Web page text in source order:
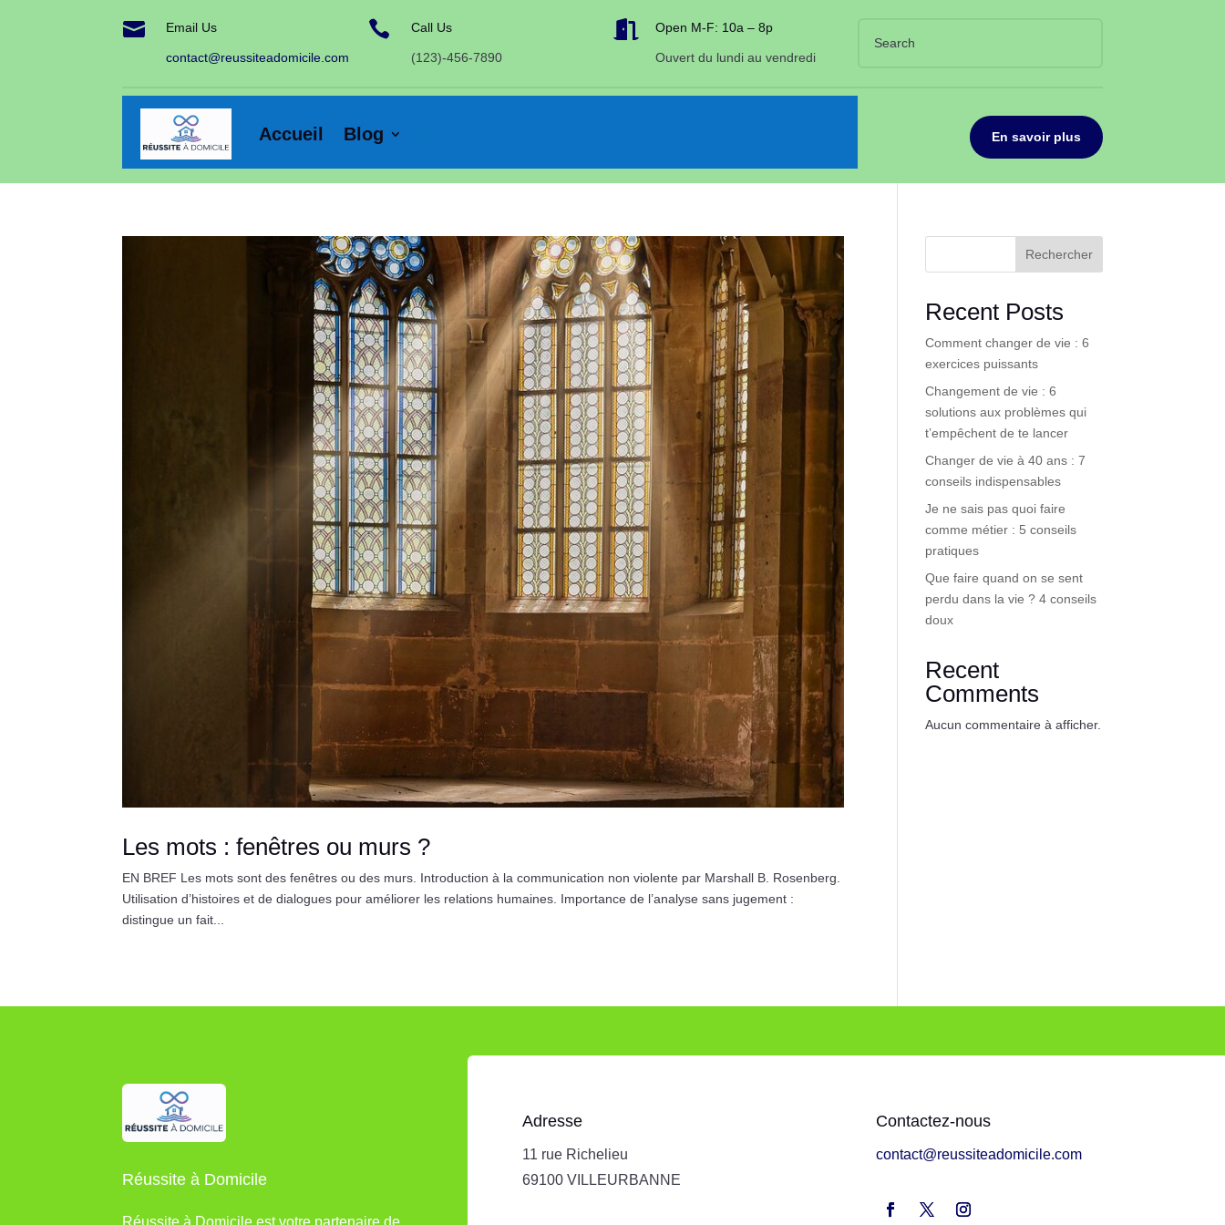
 Email Us
contact@reussiteadomicile.com
 Call Us
(123)-456-7890
 Open M-F: 10a – 8p
Ouvert du lundi au vendredi
Accueil Blog En savoir plus
Les mots : fenêtres ou murs ?
EN BREF Les mots sont des fenêtres ou des murs. Introduction à la communication non violente par Marshall B. Rosenberg.
Utilisation d’histoires et de dialogues pour améliorer les relations humaines. Importance de l’analyse sans jugement :
distingue un fait...
Rechercher
Recent Posts
Comment changer de vie : 6
exercices puissants
Changement de vie : 6
solutions aux problèmes qui
t’empêchent de te lancer
Changer de vie à 40 ans : 7
conseils indispensables
Je ne sais pas quoi faire
comme métier : 5 conseils
pratiques
Que faire quand on se sent
perdu dans la vie ? 4 conseils
doux
Recent
Comments
Aucun commentaire à afficher.
Réussite à Domicile
Adresse
11 rue Richelieu
69100 VILLEURBANNE
Contactez-nous
contact@reussiteadomicile.com